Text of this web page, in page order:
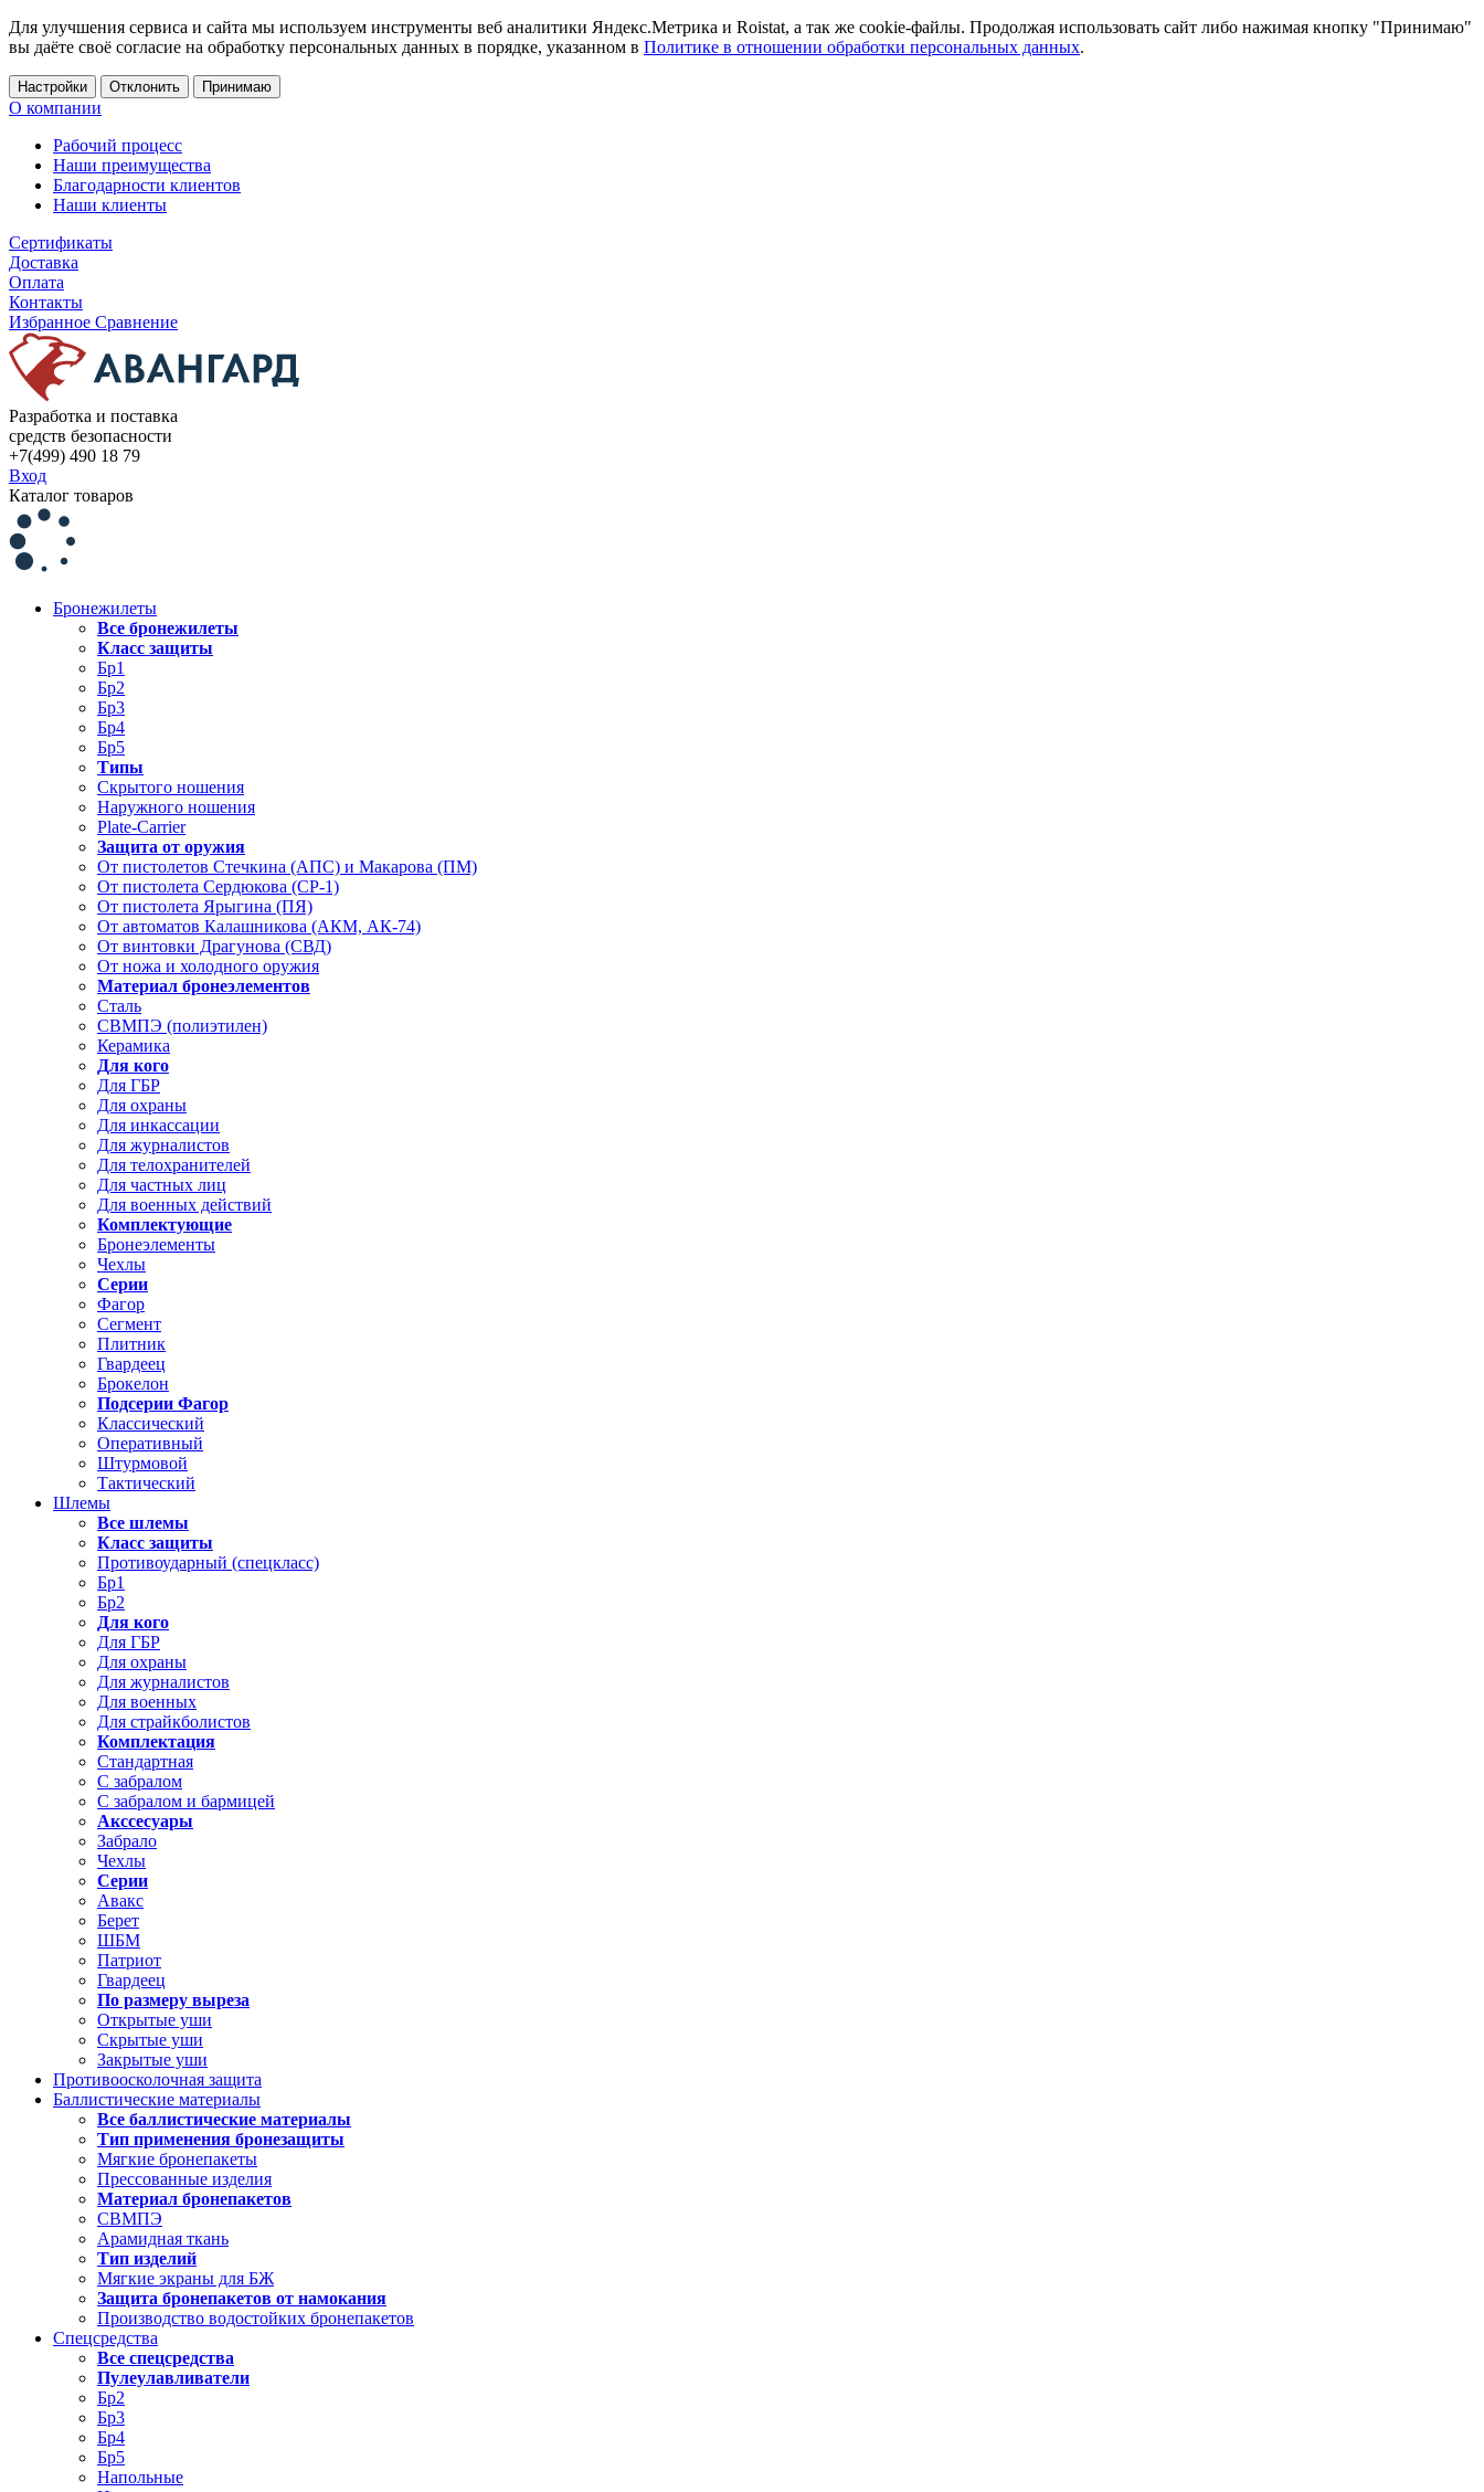
Для улучшения сервиса и сайта мы используем инструменты веб аналитики Яндекс.Метрика и Roistat, а так же cookie-файлы. Продолжая использовать сайт либо нажимая кнопку "Принимаю"
вы даёте своё согласие на обработку персональных данных в порядке, указанном в Политике в отношении обработки персональных данных.
Настройки Отклонить Принимаю
О компании
Рабочий процесс
Наши преимущества
Благодарности клиентов
Наши клиенты
Сертификаты
Доставка
Оплата
Контакты
Избранное Сравнение
Разработка и поставка
средств безопасности
+7(499) 490 18 79
Вход
Каталог товаров
Бронежилеты
Все бронежилеты
Класс защиты
Бр1
Бр2
Бр3
Бр4
Бр5
Типы
Скрытого ношения
Наружного ношения
Plate-Carrier
Защита от оружия
От пистолетов Стечкина (АПС) и Макарова (ПМ)
От пистолета Сердюкова (СР-1)
От пистолета Ярыгина (ПЯ)
От автоматов Калашникова (АКМ, АК-74)
От винтовки Драгунова (СВД)
От ножа и холодного оружия
Материал бронеэлементов
Сталь
СВМПЭ (полиэтилен)
Керамика
Для кого
Для ГБР
Для охраны
Для инкассации
Для журналистов
Для телохранителей
Для частных лиц
Для военных действий
Комплектующие
Бронеэлементы
Чехлы
Серии
Фагор
Сегмент
Плитник
Гвардеец
Брокелон
Подсерии Фагор
Классический
Оперативный
Штурмовой
Тактический
Шлемы
Все шлемы
Класс защиты
Противоударный (спецкласс)
Бр1
Бр2
Для кого
Для ГБР
Для охраны
Для журналистов
Для военных
Для страйкболистов
Комплектация
Стандартная
С забралом
С забралом и бармицей
Акссесуары
Забрало
Чехлы
Серии
Авакс
Берет
ШБМ
Патриот
Гвардеец
По размеру выреза
Открытые уши
Скрытые уши
Закрытые уши
Противоосколочная защита
Баллистические материалы
Все баллистические материалы
Тип применения бронезащиты
Мягкие бронепакеты
Прессованные изделия
Материал бронепакетов
СВМПЭ
Арамидная ткань
Тип изделий
Мягкие экраны для БЖ
Защита бронепакетов от намокания
Производство водостойких бронепакетов
Спецсредства
Все спецсредства
Пулеулавливатели
Бр2
Бр3
Бр4
Бр5
Напольные